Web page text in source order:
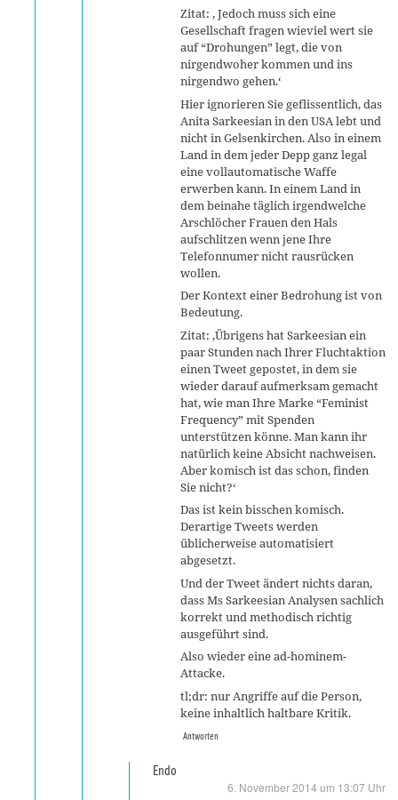
Zitat: ‚ Jedoch muss sich eine
Gesellschaft fragen wieviel wert sie
auf “Drohungen” legt, die von
nirgendwoher kommen und ins
nirgendwo gehen.‘
Hier ignorieren Sie geflissentlich, das
Anita Sarkeesian in den USA lebt und
nicht in Gelsenkirchen. Also in einem
Land in dem jeder Depp ganz legal
eine vollautomatische Waffe
erwerben kann. In einem Land in
dem beinahe täglich irgendwelche
Arschlöcher Frauen den Hals
aufschlitzen wenn jene Ihre
Telefonnumer nicht rausrücken
wollen.
Der Kontext einer Bedrohung ist von
Bedeutung.
Zitat: ‚Übrigens hat Sarkeesian ein
paar Stunden nach Ihrer Fluchtaktion
einen Tweet gepostet, in dem sie
wieder darauf aufmerksam gemacht
hat, wie man Ihre Marke “Feminist
Frequency” mit Spenden
unterstützen könne. Man kann ihr
natürlich keine Absicht nachweisen.
Aber komisch ist das schon, finden
Sie nicht?‘
Das ist kein bisschen komisch.
Derartige Tweets werden
üblicherweise automatisiert
abgesetzt.
Und der Tweet ändert nichts daran,
dass Ms Sarkeesian Analysen sachlich
korrekt und methodisch richtig
ausgeführt sind.
Also wieder eine ad-hominem-
Attacke.
tl;dr: nur Angriffe auf die Person,
keine inhaltlich haltbare Kritik.
Antworten
Endo
6. November 2014 um 13:07 Uhr